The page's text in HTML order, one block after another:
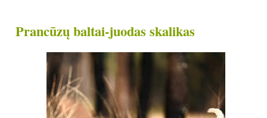
Prancūzų baltai-juodas skalikas